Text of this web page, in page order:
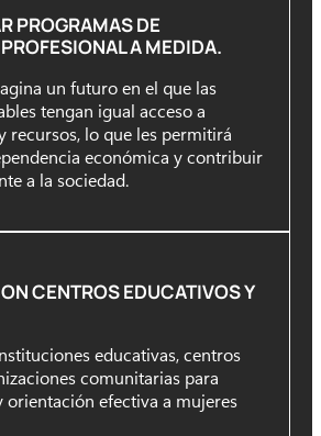
PROGRAMAS DE
A MEDIDA.
un futuro en el que las
tengan igual acceso a
recursos, lo que les permitirá
económica y contribuir
a la sociedad.
CENTROS EDUCATIVOS Y
educativas, centros
comunitarias para
orientación efectiva a mujeres